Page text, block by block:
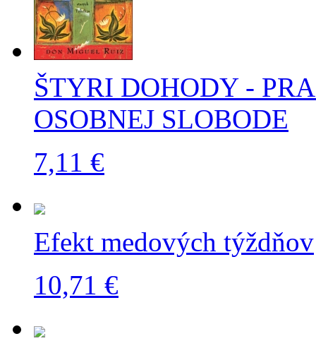
ŠTYRI DOHODY -
OSOBNEJ SLOBODE
7,11 €
Efekt medových týždňov
10,71 €